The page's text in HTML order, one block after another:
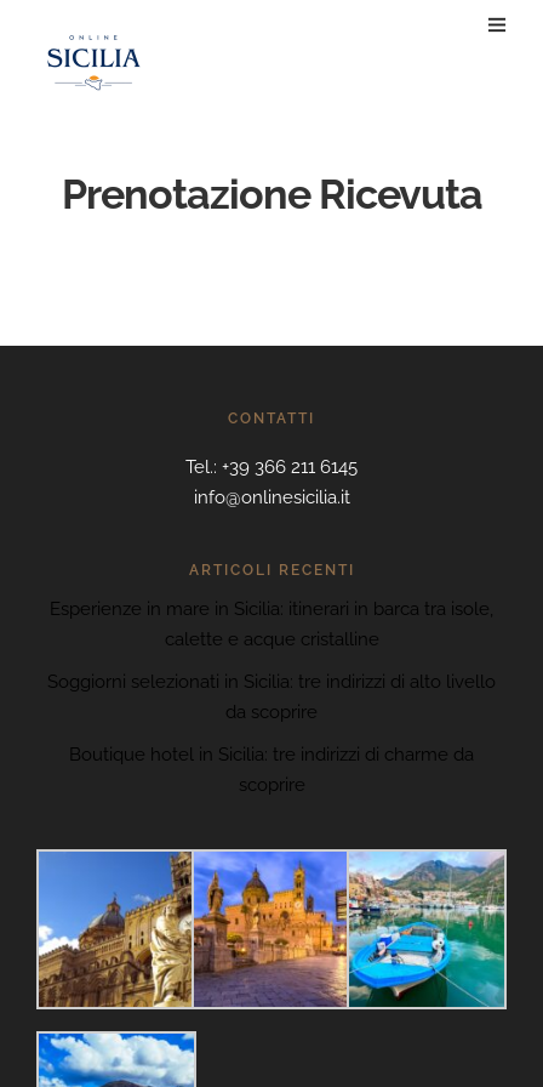
Prenotazione Ricevuta
CONTATTI
Tel.: +39 366 211 6145
info@onlinesicilia.it
ARTICOLI RECENTI
Esperienze in mare in Sicilia: itinerari in barca tra isole,
calette e acque cristalline
Soggiorni selezionati in Sicilia: tre indirizzi di alto livello
da scoprire
Boutique hotel in Sicilia: tre indirizzi di charme da
scoprire